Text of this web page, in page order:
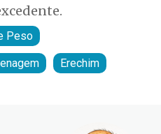
Peso
Erechim